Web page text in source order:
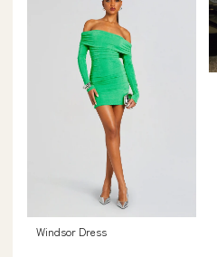
Windsor Dress